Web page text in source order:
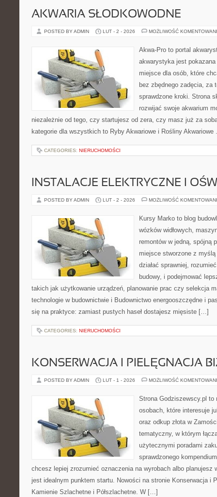
AKWARIA SŁODKOWODNE
POSTED BY ADMIN LUT - 2 - 2026 MOŻLIWOŚĆ
Akwa-Pro to portal
akwarystyka jest
miejsce dla osób, które
bez zbędnego zadęcia, za
sprawdzone kroki. Strona
rozwijać swoje akwarium
niezależnie od tego, czy startujesz od zera, czy masz już za
kategorie dla wszystkich to Ryby Akwariowe i Rośliny
CATEGORIES: NIERUCHOMOŚCI
INSTALACJE ELEKTRYCZNE I
POSTED BY ADMIN LUT - 2 - 2026 MOŻLIWOŚĆ
Kursy Marko to blog
wózków widłowych,
remontów w jedną, spójną
miejsce stworzone z
działać sprawniej,
budowy, i podejmować
takich jak użytkowanie urządzeń, planowanie prac czy selekcja
technologie w budownictwie i Budownictwo energooszczędne i
się na praktyce: zamiast pustych haseł dostajesz mięsiste […]
CATEGORIES: NIERUCHOMOŚCI
KONSERWACJA I PIELĘGNACJA
POSTED BY ADMIN LUT - 1 - 2026 MOŻLIWOŚĆ
Strona Godziszewscy.pl
osobach, które interesuje
oraz odkup złota w
tematyczny, w którym
użytecznymi poradami
sprawdzonego
chcesz lepiej zrozumieć oznaczenia na wyrobach albo planujesz
jest idealnym punktem startu. Nowości na stronie Konserwacja i
Kamienie Szlachetne i Półszlachetne. W […]